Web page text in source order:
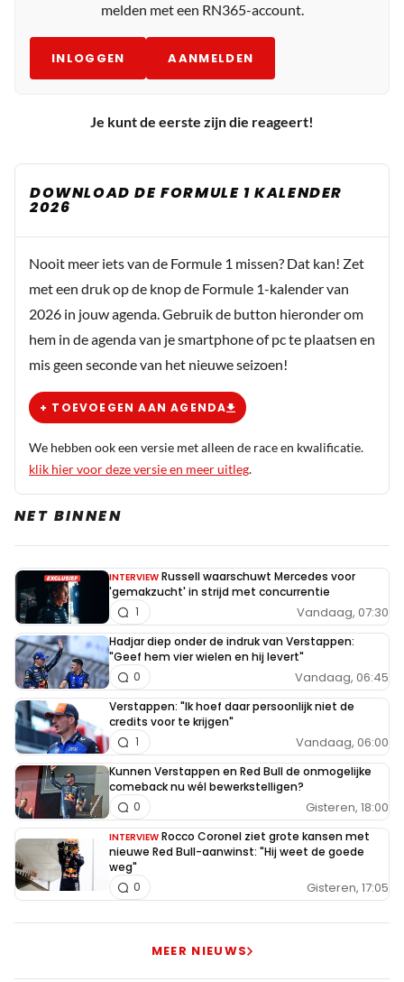
melden met een RN365-account.
INLOGGEN AANMELDEN
Je kunt de eerste zijn die reageert!
DOWNLOAD DE FORMULE 1 KALENDER
2026
Nooit meer iets van de Formule 1 missen? Dat kan! Zet
met een druk op de knop de Formule 1-kalender van
2026 in jouw agenda. Gebruik de button hieronder om
hem in de agenda van je smartphone of pc te plaatsen en
mis geen seconde van het nieuwe seizoen!
+ TOEVOEGEN AAN AGENDA
We hebben ook een versie met alleen de race en kwalificatie.
klik hier voor deze versie en meer uitleg.
NET BINNEN
INTERVIEW Russell waarschuwt Mercedes voor
'gemakzucht' in strijd met concurrentie
Vandaag, 07:30
1
Hadjar diep onder de indruk van Verstappen:
"Geef hem vier wielen en hij levert"
Vandaag, 06:45
0
Verstappen: "Ik hoef daar persoonlijk niet de
credits voor te krijgen"
Vandaag, 06:00
1
Kunnen Verstappen en Red Bull de onmogelijke
comeback nu wél bewerkstelligen?
Gisteren, 18:00
0
INTERVIEW Rocco Coronel ziet grote kansen met
nieuwe Red Bull-aanwinst: "Hij weet de goede
weg"
Gisteren, 17:05
0
MEER NIEUWS